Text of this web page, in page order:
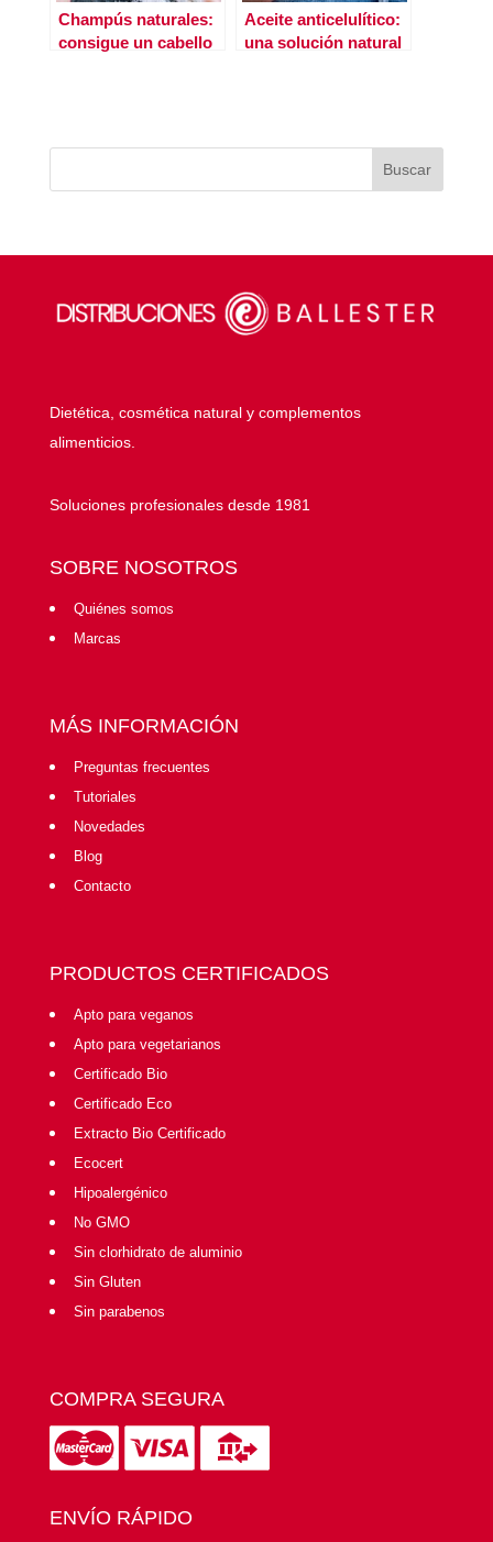
Champús naturales:
consigue un cabello
Aceite anticelulítico:
una solución natural
Dietética, cosmética natural y complementos
alimenticios.
Soluciones profesionales desde 1981
SOBRE NOSOTROS
Quiénes somos
Marcas
MÁS INFORMACIÓN
Preguntas frecuentes
Tutoriales
Novedades
Blog
Contacto
PRODUCTOS CERTIFICADOS
Apto para veganos
Apto para vegetarianos
Certificado Bio
Certificado Eco
Extracto Bio Certificado
Ecocert
Hipoalergénico
No GMO
Sin clorhidrato de aluminio
Sin Gluten
Sin parabenos
COMPRA SEGURA
ENVÍO RÁPIDO